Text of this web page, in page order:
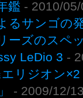
鑑 - 2010/
るサンゴの
ーズのスペ
LeDio 3 -
リジオン×2
- 2009/12/